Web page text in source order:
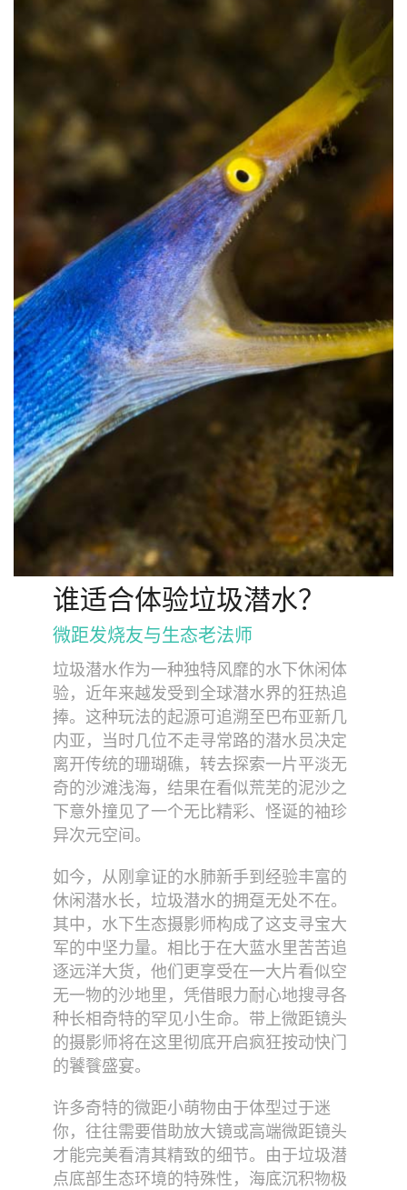
谁适合体验垃圾潜水？
微距发烧友与生态老法师
垃圾潜水作为一种独特风靡的水下休闲体
验，近年来越发受到全球潜水界的狂热追
捧。这种玩法的起源可追溯至巴布亚新几
内亚，当时几位不走寻常路的潜水员决定
离开传统的珊瑚礁，转去探索一片平淡无
奇的沙滩浅海，结果在看似荒芜的泥沙之
下意外撞见了一个无比精彩、怪诞的袖珍
异次元空间。
如今，从刚拿证的水肺新手到经验丰富的
休闲潜水长，垃圾潜水的拥趸无处不在。
其中，水下生态摄影师构成了这支寻宝大
军的中坚力量。相比于在大蓝水里苦苦追
逐远洋大货，他们更享受在一大片看似空
无一物的沙地里，凭借眼力耐心地搜寻各
种长相奇特的罕见小生命。带上微距镜头
的摄影师将在这里彻底开启疯狂按动快门
的饕餮盛宴。
许多奇特的微距小萌物由于体型过于迷
你，往往需要借助放大镜或高端微距镜头
才能完美看清其精致的细节。由于垃圾潜
点底部生态环境的特殊性，海底沉积物极